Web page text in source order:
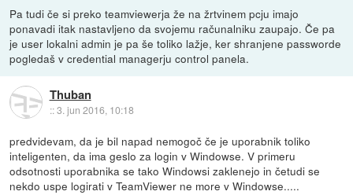
Pa tudi če si preko teamviewerja že na žrtvinem pcju imajo
ponavadi itak nastavljeno da svojemu računalniku zaupajo. Če pa
je user lokalni admin je pa še toliko lažje, ker shranjene passworde
pogledaš v credential managerju control panela.
Thuban
::3. jun 2016, 10:18
predvidevam, da je bil napad nemogoč če je uporabnik toliko
inteligenten, da ima geslo za login v Windowse. V primeru
odsotnosti uporabnika se tako Windowsi zaklenejo in četudi se
nekdo uspe logirati v TeamViewer ne more v Windowse.....